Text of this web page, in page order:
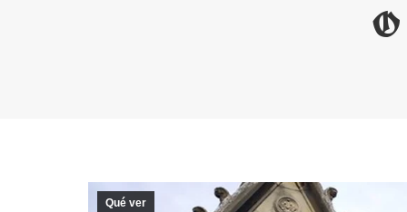
O
Qué ver